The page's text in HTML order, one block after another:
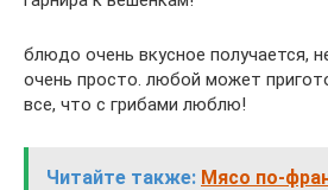
блюдо очень вкусное получается,
очень просто. любой может
все, что с грибами люблю!
Читайте также: Мясо по-